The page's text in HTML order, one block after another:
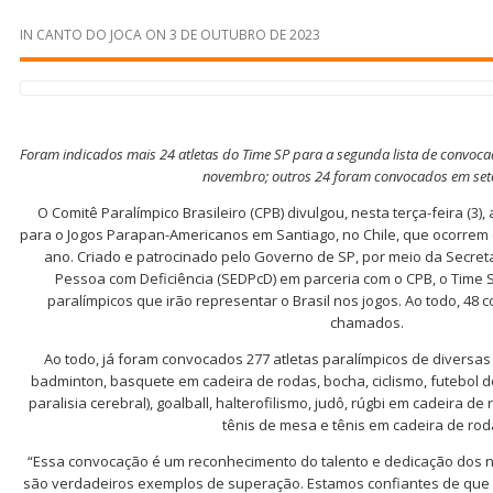
IN CANTO DO JOCA ON 3 DE OUTUBRO DE 2023
Foram indicados mais 24 atletas do Time SP para a segunda lista de
novembro; outros 24 foram convocados em
O Comitê Paralímpico Brasileiro (CPB) divulgou, nesta terça-feira
para o Jogos Parapan-Americanos em Santiago, no Chile, que
ano. Criado e patrocinado pelo Governo de SP, por meio da
Pessoa com Deficiência (SEDPcD) em parceria com o CPB, o Time
paralímpicos que irão representar o Brasil nos jogos. Ao todo, 48
chamados.
Ao todo, já foram convocados 277 atletas paralímpicos de
badminton, basquete em cadeira de rodas, bocha, ciclismo, futebol
paralisia cerebral), goalball, halterofilismo, judô, rúgbi em cadeira de
tênis de mesa e tênis em cadeira de
“Essa convocação é um reconhecimento do talento e dedicação dos
são verdadeiros exemplos de superação. Estamos confiantes de